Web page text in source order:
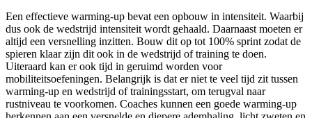
Een effectieve warming-up bevat een opbouw in intensiteit. Waarbij
dus ook de wedstrijd intensiteit wordt gehaald. Daarnaast moeten er
altijd een versnelling inzitten. Bouw dit op tot 100% sprint zodat de
spieren klaar zijn dit ook in de wedstrijd of training te doen.
Uiteraard kan er ook tijd in geruimd worden voor
mobiliteitsoefeningen. Belangrijk is dat er niet te veel tijd zit tussen
warming-up en wedstrijd of trainingsstart, om terugval naar
rustniveau te voorkomen. Coaches kunnen een goede warming-up